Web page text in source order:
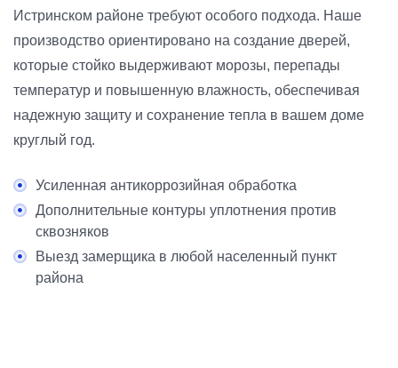
Истринском районе требуют особого подхода. Наше
производство ориентировано на создание дверей,
которые стойко выдерживают морозы, перепады
температур и повышенную влажность, обеспечивая
надежную защиту и сохранение тепла в вашем доме
круглый год.
Усиленная антикоррозийная обработка
Дополнительные контуры уплотнения против
сквозняков
Выезд замерщика в любой населенный пункт
района